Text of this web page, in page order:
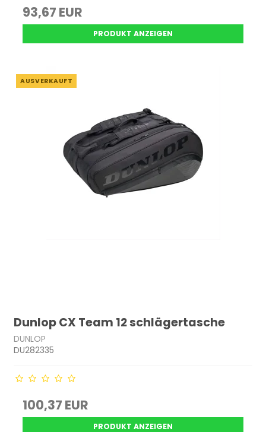
93,67 EUR
PRODUKT ANZEIGEN
AUSVERKAUFT
Dunlop CX Team 12 schlägertasche
DUNLOP
DU282335
100,37 EUR
PRODUKT ANZEIGEN